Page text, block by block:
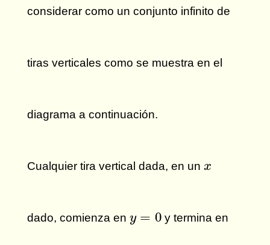
considerar como un conjunto infinito de
tiras verticales como se muestra en el
diagrama a continuación.
Cualquier tira vertical dada, en un x
x
dado, comienza en y = 0
y= y termina en